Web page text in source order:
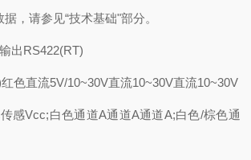
，请参见“技术基础"部分。
出RS422(RT)
色直流5V/10~30V直流10~30V直流10~30V
感Vcc;白色通道A通道A通道A;白色/棕色通